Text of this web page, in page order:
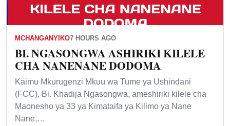
MCHANGANYIKO7 HOURS AGO
BI. NGASONGWA ASHIRIKI KILELE
CHA NANENANE DODOMA
Kaimu Mkurugenzi Mkuu wa Tume ya Ushindani
(FCC), Bi. Khadija Ngasongwa, ameshiriki kilele cha
Maonesho ya 33 ya Kimataifa ya Kilimo ya Nane
Nane,…